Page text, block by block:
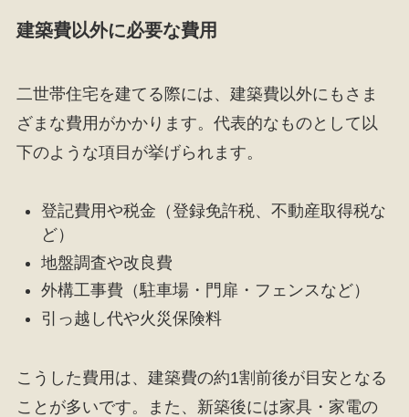
建築費以外に必要な費用
二世帯住宅を建てる際には、建築費以外にもさま
ざまな費用がかかります。代表的なものとして以
下のような項目が挙げられます。
登記費用や税金（登録免許税、不動産取得税な
ど）
地盤調査や改良費
外構工事費（駐車場・門扉・フェンスなど）
引っ越し代や火災保険料
こうした費用は、建築費の約1割前後が目安となる
ことが多いです。また、新築後には家具・家電の